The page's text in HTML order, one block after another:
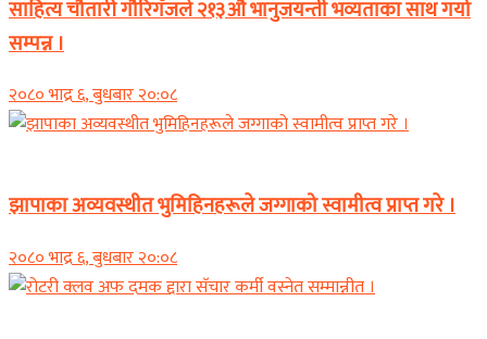
साहित्य चौतारी गौरिगॅजले २१३औॅ भानुजयन्ती भव्यताका साथ गर्यो
सम्पन्न ।
२०८० भाद्र ६, बुधबार २०:०८
झापाका अव्यवस्थीत भुमिहिनहरूले जग्गाको स्वामीत्व प्राप्त गरे ।
२०८० भाद्र ६, बुधबार २०:०८